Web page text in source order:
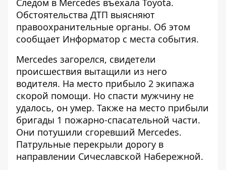
Следом в Merсedes въехала Toyota.
Обстоятельства ДТП выясняют
правоохранительные органы. Об этом
сообщает Информатор с места события.
Merсedes загорелся, свидетели
происшествия вытащили из него
водителя. На место прибыло 2 экипажа
скорой помощи. Но спасти мужчину не
удалось, он умер. Также на место прибыли
бригады 1 пожарно-спасательной части.
Они потушили сгоревший Merсedes.
Патрульные перекрыли дорогу в
направлении Сичеславской Набережной.